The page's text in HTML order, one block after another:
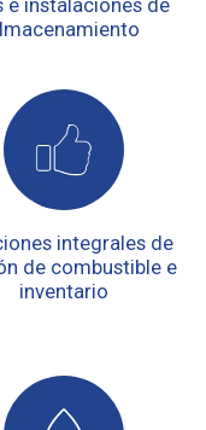
e instalaciones de
integrales de
de combustible e
inventario